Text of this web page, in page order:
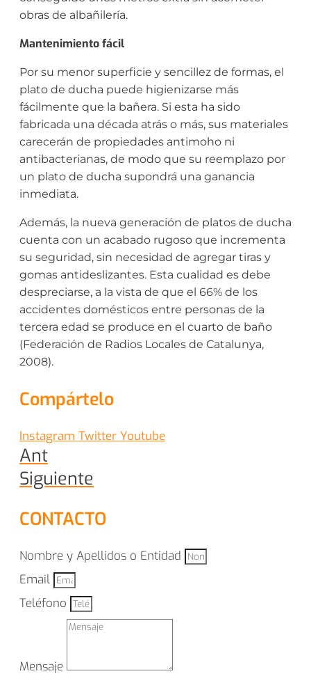
obras de albañilería.
Mantenimiento fácil
Por su menor superficie y sencillez de formas, el
plato de ducha puede higienizarse más
fácilmente que la bañera. Si esta ha sido
fabricada una década atrás o más, sus materiales
carecerán de propiedades antimoho ni
antibacterianas, de modo que su reemplazo por
un plato de ducha supondrá una ganancia
inmediata.
Además, la nueva generación de platos de ducha
cuenta con un acabado rugoso que incrementa
su seguridad, sin necesidad de agregar tiras y
gomas antideslizantes. Esta cualidad es debe
despreciarse, a la vista de que el 66% de los
accidentes domésticos entre personas de la
tercera edad se produce en el cuarto de baño
(Federación de Radios Locales de Catalunya,
2008).
Compártelo
Instagram Twitter Youtube
Ant
Siguiente
CONTACTO
Nombre y Apellidos o Entidad
Email
Teléfono
Mensaje